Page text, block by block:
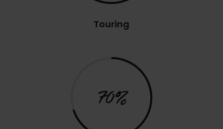
Touring
70%